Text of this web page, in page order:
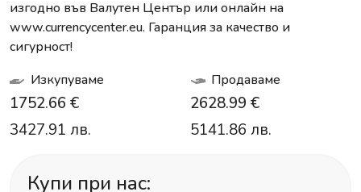
изгодно във Валутен Център или онлайн на
www.currencycenter.eu. Гаранция за качество и
сигурност!
Изкупуваме
1752.66 €
3427.91 лв.
Продаваме
2628.99 €
5141.86 лв.
Купи при нас: